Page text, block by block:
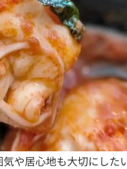
や居心地も大切にしたい